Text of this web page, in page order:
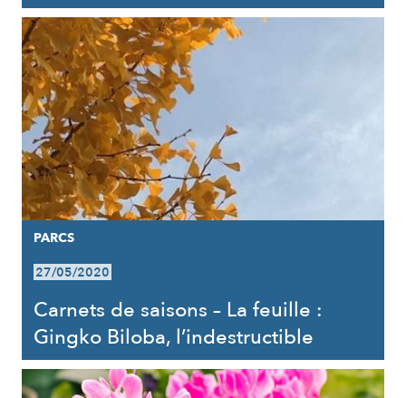
PARCS
27/05/2020
Carnets de saisons – La feuille :
Gingko Biloba, l’indestructible